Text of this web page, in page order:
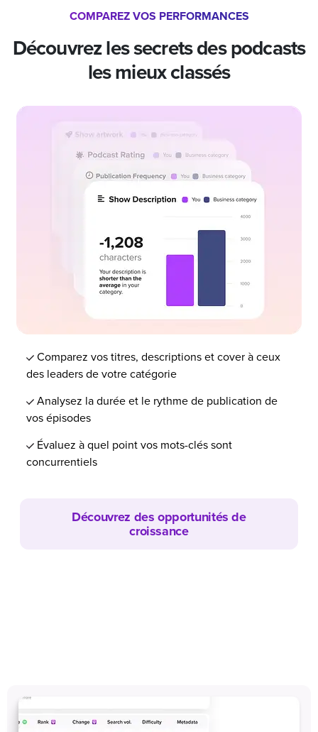
Comparez vos titres, descriptions et cover à ceux
des leaders de votre catégorie
Analysez la durée et le rythme de publication de
vos épisodes
Évaluez à quel point vos mots-clés sont
concurrentiels
Découvrez des opportunités de
croissance
COMPAREZ VOS PERFORMANCES
Découvrez les secrets des podcasts
les mieux classés